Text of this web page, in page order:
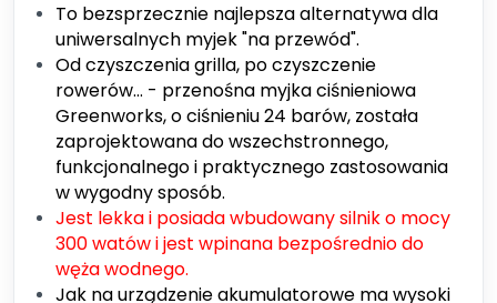
To bezsprzecznie najlepsza alternatywa dla
uniwersalnych myjek "na przewód".
Od czyszczenia grilla, po czyszczenie
rowerów... - przenośna myjka ciśnieniowa
Greenworks, o ciśnieniu 24 barów, została
zaprojektowana do wszechstronnego,
funkcjonalnego i praktycznego zastosowania
w wygodny sposób.
Jest lekka i posiada wbudowany silnik o mocy
300 watów i jest wpinana bezpośrednio do
węża wodnego.
Jak na urządzenie akumulatorowe ma wysoki